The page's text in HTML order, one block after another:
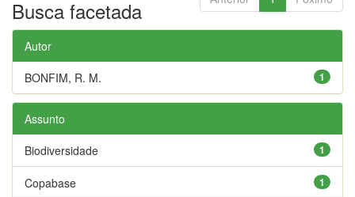
Busca facetada
Autor
1
BONFIM, R. M.
Assunto
1
Biodiversidade
1
Copabase